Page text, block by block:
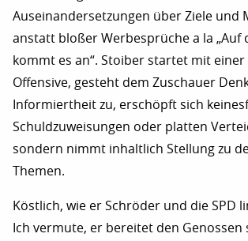
Auseinandersetzungen über Ziele und
anstatt bloßer Werbesprüche a la „Auf
kommt es an“. Stoiber startet mit einer
Offensive, gesteht dem Zuschauer
Informiertheit zu, erschöpft sich
Schuldzuweisungen oder platten
sondern nimmt inhaltlich Stellung zu
Themen.
Köstlich, wie er Schröder und die SPD
Ich vermute, er bereitet den Genossen